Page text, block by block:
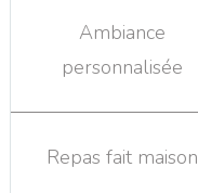
Ambiance
personnalisée
Repas fait maison